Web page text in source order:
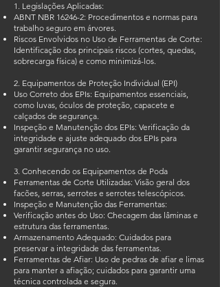
1. Legislações Aplicadas:
ABNT NBR 16246-2: Procedimentos e normas para
trabalho seguro em árvores.
Riscos Envolvidos no Uso de Ferramentas de Corte:
Identificação dos principais riscos (cortes, quedas,
sobrecarga física) e como minimizá-los.
2. Equipamentos de Proteção Individual (EPI)
Uso Correto dos EPIs: Equipamentos essenciais,
como luvas, óculos de proteção, capacete e
calçados de segurança.
Inspeção e Manutenção dos EPIs: Verificação da
integridade e ajuste adequado dos EPIs para
garantir segurança no uso.
3. Conhecendo os Equipamentos de Poda
Ferramentas de Corte Utilizadas: Visão geral dos
facões, serras, serrotes e serrotes telescópicos.
Inspeção e Manutenção das Ferramentas:
Verificação antes do Uso: Checagem das lâminas e
estrutura das ferramentas.
Armazenamento Adequado: Cuidados para
preservar a integridade das ferramentas.
Ferramentas de Afiar: Uso de pedras de afiar e limas
para manter a afiação; cuidados para garantir uma
técnica controlada e segura.